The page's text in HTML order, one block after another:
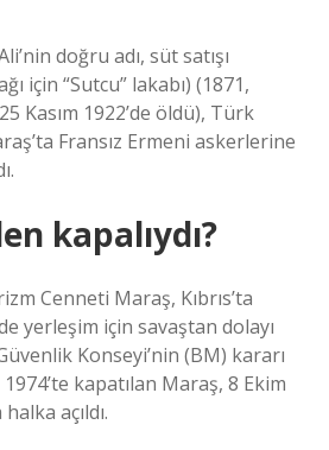
doğru adı, süt satışı
için “Sutcu” lakabı) (1871,
Kasım 1922’de öldü), Türk
Fransız Ermeni askerlerine
kapalıydı?
Cenneti Maraş, Kıbrıs’ta
yerleşim için savaştan dolayı
Konseyi’nin (BM) kararı
kapatılan Maraş, 8 Ekim
açıldı.